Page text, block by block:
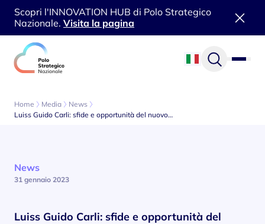
Vai al contenuto
Scopri l'INNOVATION HUB di Polo Strategico
Nazionale. Visita la pagina
Home Media
News
Luiss Guido Carli: sfide e opportunità del nuovo…
News
31 gennaio 2023
Luiss Guido Carli: sfide e opportunità del